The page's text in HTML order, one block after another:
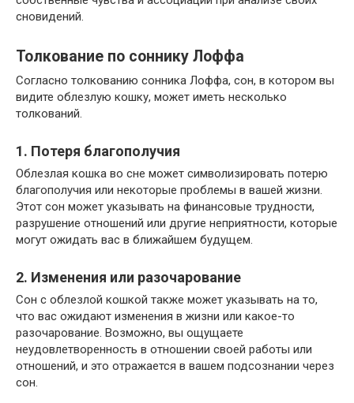
сновидений.
Толкование по соннику Лоффа
Согласно толкованию сонника Лоффа, сон, в котором вы
видите облезлую кошку, может иметь несколько
толкований.
1. Потеря благополучия
Облезлая кошка во сне может символизировать потерю
благополучия или некоторые проблемы в вашей жизни.
Этот сон может указывать на финансовые трудности,
разрушение отношений или другие неприятности, которые
могут ожидать вас в ближайшем будущем.
2. Изменения или разочарование
Сон с облезлой кошкой также может указывать на то,
что вас ожидают изменения в жизни или какое-то
разочарование. Возможно, вы ощущаете
неудовлетворенность в отношении своей работы или
отношений, и это отражается в вашем подсознании через
сон.